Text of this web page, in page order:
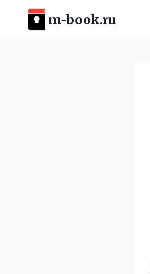
Перейти
содержимому
m-book.ru